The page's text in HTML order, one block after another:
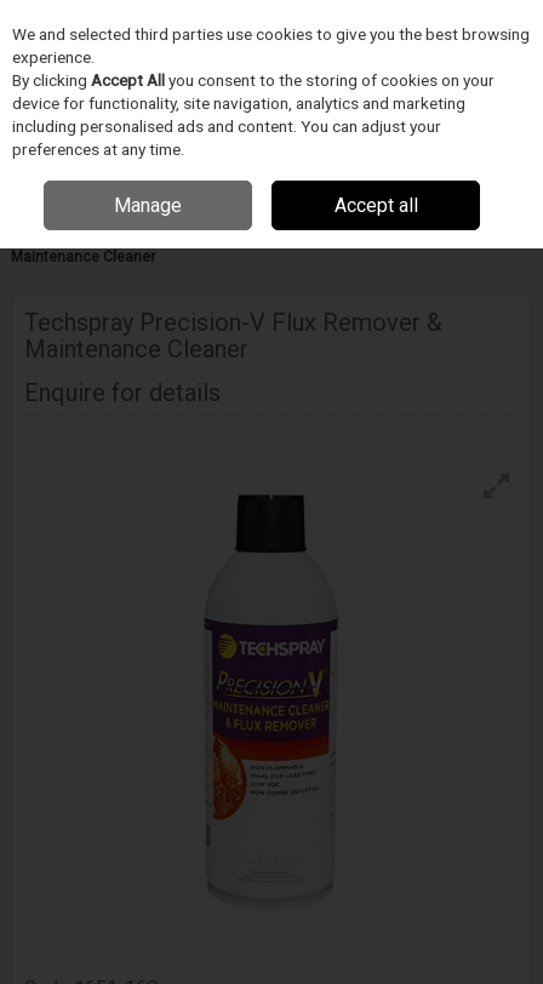
Skip to content
Menu
ITW Techspray /Chemtronics/Texwipe
Maintenance Cleaner
Techspray Precision-V Flux Remover &
Maintenance Cleaner
Enquire for details
We and selected third parties use cookies to give you the best browsing
experience.
By clicking Accept Allyou consent to the storing of cookies on your
device for functionality, site navigation, analytics and marketing
including personalised ads and content. You can adjust your
preferences at any time.
Manage Accept all